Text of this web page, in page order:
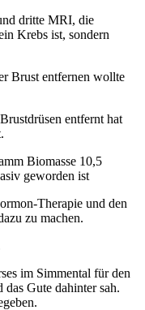
dritte MRI, die
Krebs ist, sondern
Brust entfernen wollte
entfernt hat
Biomasse 10,5
geworden ist
Therapie und den
zu machen.
im Simmental für den
Gute dahinter sah.